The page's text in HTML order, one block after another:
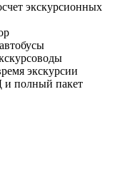
экскурсионных
экскурсии
и полный пакет